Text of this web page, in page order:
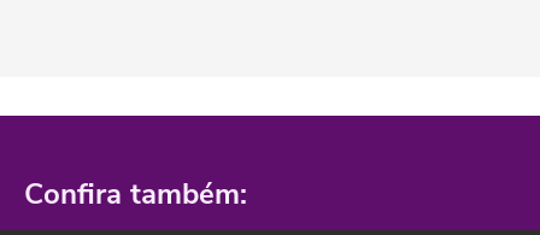
Confira também: